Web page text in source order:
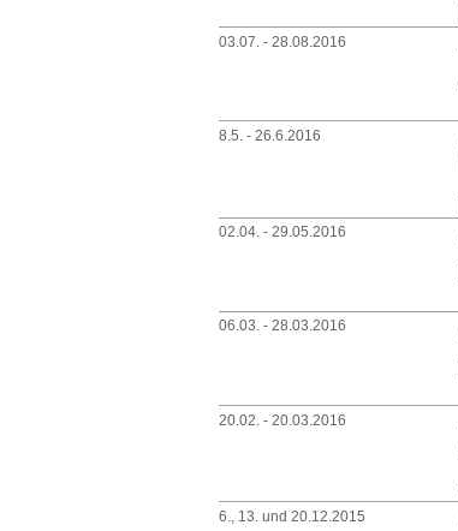
03.07. - 28.08.2016
8.5. - 26.6.2016
02.04. - 29.05.2016
06.03. - 28.03.2016
20.02. - 20.03.2016
6., 13. und 20.12.2015